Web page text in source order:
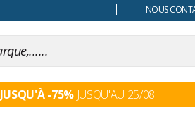
NOUS
JUSQU'À -75%JUSQU'AU 25/08